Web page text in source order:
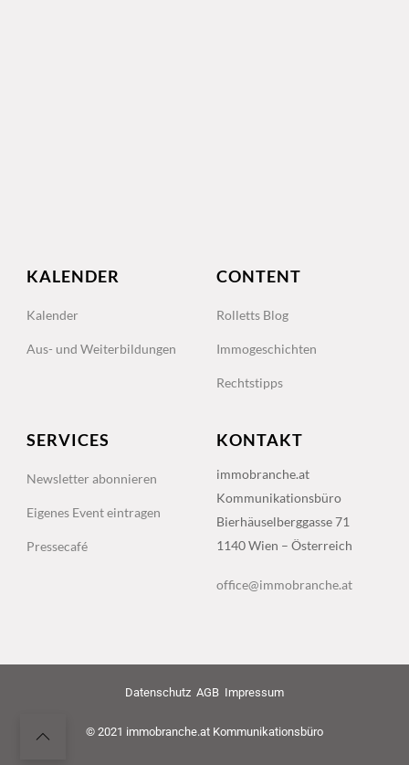
KALENDER
Kalender
Aus- und Weiterbildungen
CONTENT
Rolletts Blog
Immogeschichten
Rechtstipps
SERVICES
Newsletter abonnieren
Eigenes Event eintragen
Pressecafé
KONTAKT
immobranche.at
Kommunikationsbüro
Bierhäuselberggasse 71
1140 Wien – Österreich
office@immobranche.at
Datenschutz AGB Impressum
© 2021 immobranche.at Kommunikationsbüro